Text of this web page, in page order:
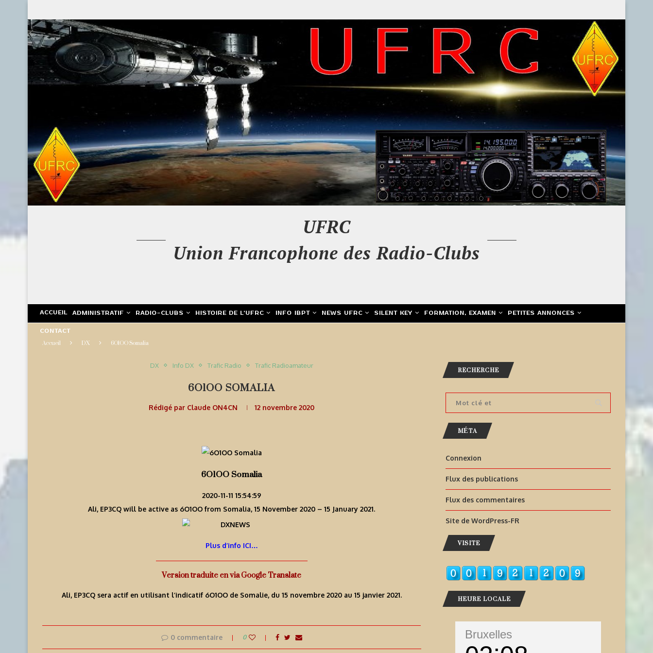
UFRC
Union Francophone des Radio-Clubs
ACCUEIL ADMINISTRATIF RADIO-CLUBS HISTOIRE DE L’UFRC INFO IBPT NEWS UFRC SILENT KEY FORMATION, EXAMEN PETITES ANNONCES
CONTACT
Accueil DX 6O1OO Somalia
DX Info DX Trafic Radio Trafic Radioamateur
6O1OO SOMALIA
Rédigé par Claude ON4CN 12 novembre 2020
6O1OO Somalia
2020-11-11 15:54:59
Ali, EP3CQ will be active as 6O1OO from Somalia, 15 November 2020 – 15 January 2021.
Plus d’info ICI…
Version traduite en via Google Translate
Ali, EP3CQ sera actif en utilisant l’indicatif 6O1OO de Somalie, du 15 novembre 2020 au 15 janvier 2021.
0 commentaire 0
RECHERCHE
MÉTA
Connexion
Flux des publications
Flux des commentaires
Site de WordPress-FR
VISITE
HEURE LOCALE
Bruxelles